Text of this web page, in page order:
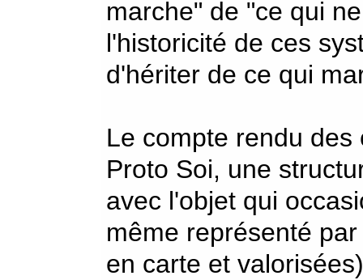
marche" de "ce qui
l'historicité de ces
d'hériter de ce qui
Le compte rendu
Proto Soi, une
avec l'objet qui
même représenté
en carte et